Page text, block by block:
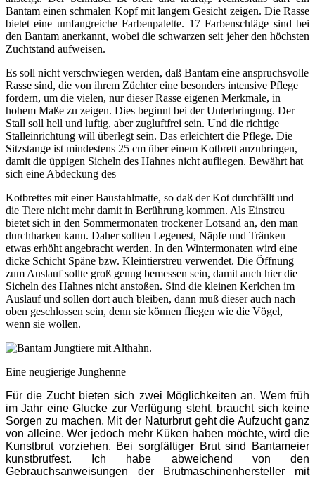
Bantam einen schmalen Kopf mit langem Gesicht zeigen. Die Rasse
bietet eine umfangreiche Farbenpalette. 17 Farbenschläge sind bei
den Bantam anerkannt, wobei die schwarzen seit jeher den höchsten
Zuchtstand aufweisen.
Es soll nicht verschwiegen werden, daß Bantam eine anspruchsvolle
Rasse sind, die von ihrem Züchter eine besonders intensive Pflege
fordern, um die vielen, nur dieser Rasse eigenen Merkmale, in
hohem Maße zu zeigen. Dies beginnt bei der Unterbringung. Der
Stall soll hell und luftig, aber zugluftfrei sein. Und die richtige
Stalleinrichtung will überlegt sein. Das erleichtert die Pflege. Die
Sitzstange ist mindestens 25 cm über einem Kotbrett anzubringen,
damit die üppigen Sicheln des Hahnes nicht aufliegen. Bewährt hat
sich eine Abdeckung des
Kotbrettes mit einer Baustahlmatte, so daß der Kot durchfällt und
die Tiere nicht mehr damit in Berührung kommen. Als Einstreu
bietet sich in den Sommermonaten trockener Lotsand an, den man
durchharken kann. Daher sollten Legenest, Näpfe und Tränken
etwas erhöht angebracht werden. In den Wintermonaten wird eine
dicke Schicht Späne bzw. Kleintierstreu verwendet. Die Öffnung
zum Auslauf sollte groß genug bemessen sein, damit auch hier die
Sicheln des Hahnes nicht anstoßen. Sind die kleinen Kerlchen im
Auslauf und sollen dort auch bleiben, dann muß dieser auch nach
oben geschlossen sein, denn sie können fliegen wie die Vögel,
wenn sie wollen.
Eine neugierige Junghenne
Für die Zucht bieten sich zwei Möglichkeiten an. Wem früh
im Jahr eine Glucke zur Verfügung steht, braucht sich keine
Sorgen zu machen. Mit der Naturbrut geht die Aufzucht ganz
von alleine. Wer jedoch mehr Küken haben möchte, wird die
Kunstbrut vorziehen. Bei sorgfältiger Brut sind Bantameier
kunstbrutfest. Ich habe abweichend von den
Gebrauchsanweisungen der Brutmaschinenhersteller mit